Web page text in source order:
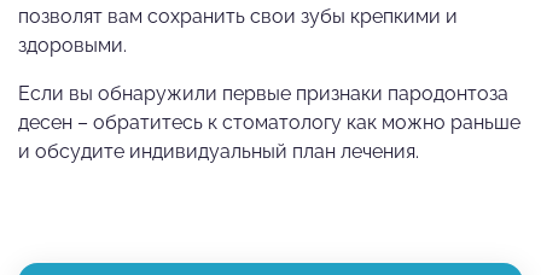
позволят вам сохранить свои зубы крепкими и
здоровыми.
Если вы обнаружили первые признаки пародонтоза
десен – обратитесь к стоматологу как можно раньше
и обсудите индивидуальный план лечения.